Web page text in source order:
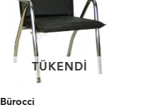
TÜKENDI
TÜKENDI
Bürocci